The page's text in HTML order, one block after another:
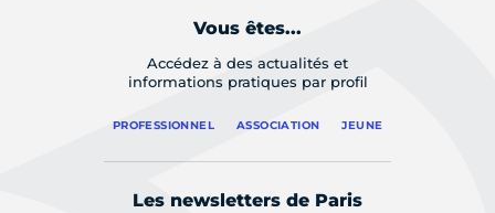
Vous êtes...
Accédez à des actualités et
informations pratiques par profil
PROFESSIONNEL ASSOCIATION JEUNE
Les newsletters de Paris